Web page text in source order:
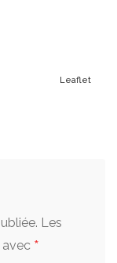
Leaflet
Les
*